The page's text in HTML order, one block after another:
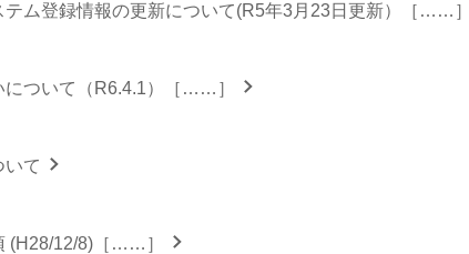
テム登録情報の更新について(R5年3月23日更新）［……］
について（R6.4.1）［……］
いて
(H28/12/8)［……］